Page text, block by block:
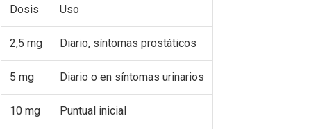
Dosis Uso
2,5 mg Diario, síntomas prostáticos
5 mg Diario o en síntomas urinarios
10 mg Puntual inicial